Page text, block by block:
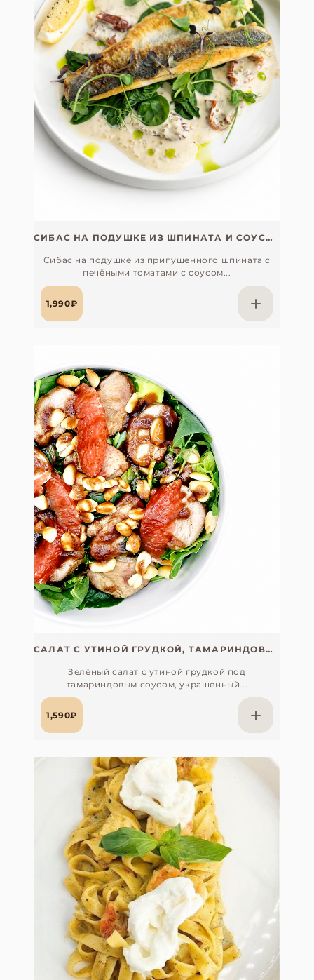
СИБАС НА ПОДУШКЕ ИЗ ШПИНАТА И СОУСОМ ВЕЛЮТЕ С ЩУЧЬЕЙ ИКРОЙ
Сибас на подушке из припущенного шпината с
печёными томатами с соусом...
1,990₽
САЛАТ С УТИНОЙ ГРУДКОЙ, ТАМАРИНДОВЫМ СОУСОМ И СЕГМЕНТАМИ ГРЕЙПФРУТА
Зелёный салат с утиной грудкой под
тамариндовым соусом, украшенный...
1,590₽